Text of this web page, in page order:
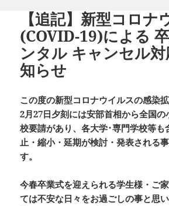
【追記】新型コロナ
(COVID-19)による
ンタル キャンセル
知らせ
この度の新型コロナウイルスの感染拡
2月27日夕刻には安部首相から全国
校要請があり、各大学･専門学校等も
止・縮小・延期が検討・発表される
す。
今春卒業式を迎えられる学生様・ご
ては不安な日々をお過ごしの事と思